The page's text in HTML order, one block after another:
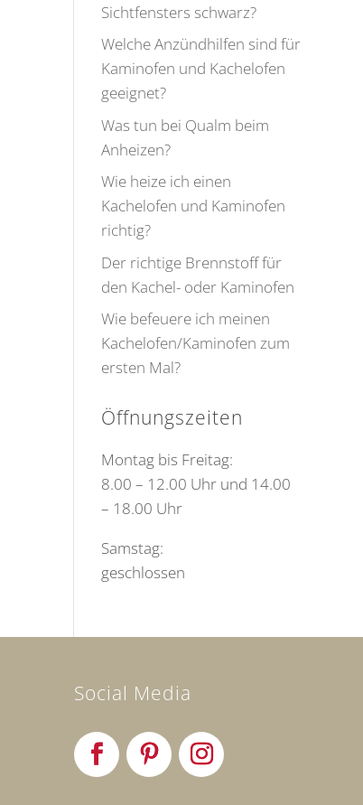
Sichtfensters schwarz?
Welche Anzündhilfen sind für
Kaminofen und Kachelofen
geeignet?
Was tun bei Qualm beim
Anheizen?
Wie heize ich einen
Kachelofen und Kaminofen
richtig?
Der richtige Brennstoff für
den Kachel- oder Kaminofen
Wie befeuere ich meinen
Kachelofen/Kaminofen zum
ersten Mal?
Öffnungszeiten
Montag bis Freitag:
8.00 – 12.00 Uhr und 14.00
– 18.00 Uhr
Samstag:
geschlossen
Social Media